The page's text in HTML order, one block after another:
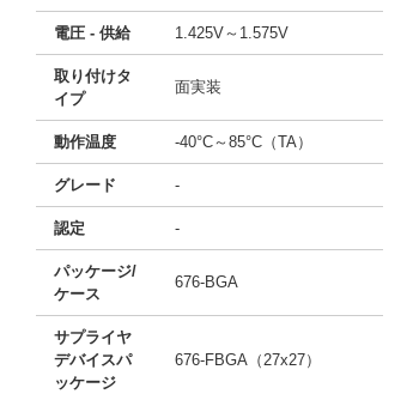
電圧 - 供給 1.425V～1.575V
取り付けタ
イプ
面実装
動作温度 -40°C～85°C（TA）
グレード -
認定 -
パッケージ/
ケース
676-BGA
サプライヤ
デバイスパ
ッケージ
676-FBGA（27x27）